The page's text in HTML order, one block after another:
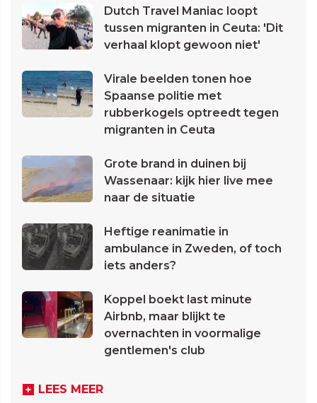
Dutch Travel Maniac loopt
tussen migranten in Ceuta: 'Dit
verhaal klopt gewoon niet'
Virale beelden tonen hoe
Spaanse politie met
rubberkogels optreedt tegen
migranten in Ceuta
Grote brand in duinen bij
Wassenaar: kijk hier live mee
naar de situatie
Heftige reanimatie in
ambulance in Zweden, of toch
iets anders?
Koppel boekt last minute
Airbnb, maar blijkt te
overnachten in voormalige
gentlemen's club
LEES MEER